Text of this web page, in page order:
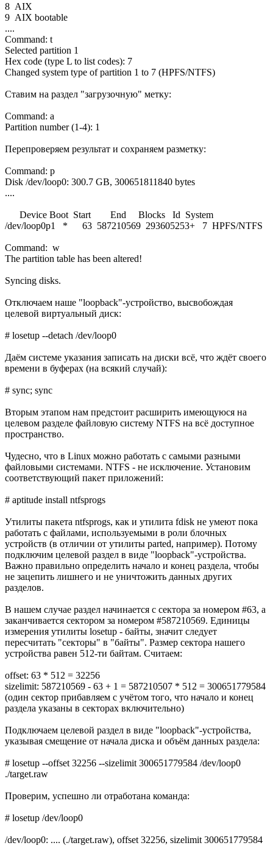
8 AIX
9 AIX bootable
....
Command: t
Selected partition 1
Hex code (type L to list codes): 7
Changed system type of partition 1 to 7 (HPFS/NTFS)
Ставим на раздел "загрузочную" метку:
Command: a
Partition number (1-4): 1
Перепроверяем результат и сохраняем разметку:
Command: p
Disk /dev/loop0: 300.7 GB, 300651811840 bytes
....
Device Boot Start End Blocks Id System
/dev/loop0p1 * 63 587210569 293605253+ 7 HPFS/NTFS
Command: w
The partition table has been altered!
Syncing disks.
Отключаем наше "loopback"-устройство, высвобождая
целевой виртуальный диск:
# losetup --detach /dev/loop0
Даём системе указания записать на диски всё, что ждёт своего
времени в буферах (на всякий случай):
# sync; sync
Вторым этапом нам предстоит расширить имеющуюся на
целевом разделе файловую систему NTFS на всё доступное
пространство.
Чудесно, что в Linux можно работать с самыми разными
файловыми системами. NTFS - не исключение. Установим
соответствующий пакет приложений:
# aptitude install ntfsprogs
Утилиты пакета ntfsprogs, как и утилита fdisk не умеют пока
работать с файлами, используемыми в роли блочных
устройств (в отличии от утилиты parted, например). Потому
подключим целевой раздел в виде "loopback"-устройства.
Важно правильно определить начало и конец раздела, чтобы
не зацепить лишнего и не уничтожить данных других
разделов.
В нашем случае раздел начинается с сектора за номером #63, а
заканчивается сектором за номером #587210569. Единицы
измерения утилиты losetup - байты, значит следует
пересчитать "секторы" в "байты". Размер сектора нашего
устройства равен 512-ти байтам. Считаем:
offset: 63 * 512 = 32256
sizelimit: 587210569 - 63 + 1 = 587210507 * 512 = 300651779584
(один сектор прибавляем с учётом того, что начало и конец
раздела указаны в секторах включительно)
Подключаем целевой раздел в виде "loopback"-устройства,
указывая смещение от начала диска и объём данных раздела:
# losetup --offset 32256 --sizelimit 300651779584 /dev/loop0
./target.raw
Проверим, успешно ли отработана команда:
# losetup /dev/loop0
/dev/loop0: .... (./target.raw), offset 32256, sizelimit 300651779584